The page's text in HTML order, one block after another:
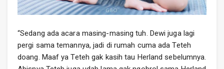
“Sedang ada acara masing-masing tuh. Dewi juga lagi
pergi sama temannya, jadi di rumah cuma ada Teteh
doang. Maaf ya Teteh gak kasih tau Herland sebelumnya.